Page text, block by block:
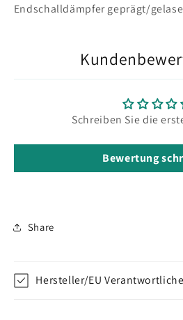
Endschalldämpfer geprägt/
Schreiben Sie die
Bewertung
Share
Hersteller/EU